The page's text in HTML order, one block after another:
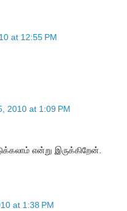
at 12:55 PM
2010 at 1:09 PM
என்று இருக்கிறேன்.
at 1:38 PM